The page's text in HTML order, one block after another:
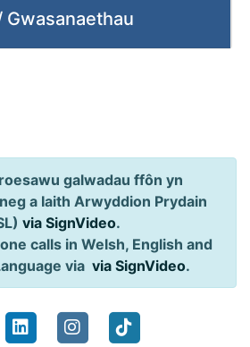
Gwasanaethau
galwadau ffôn yn
a Iaith Arwyddion Prydain
via SignVideo.
calls in Welsh, English and
via via SignVideo.